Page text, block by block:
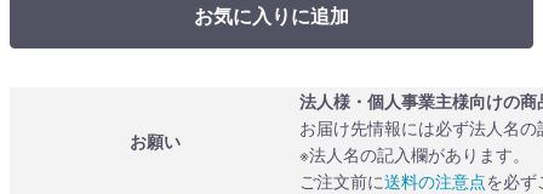
お気に入りに追加
お願い
法人様・個人事業主様向けの商
お届け先情報には必ず法人名
※法人名の記入欄があります。
ご注文前に送料の注意点を必ず